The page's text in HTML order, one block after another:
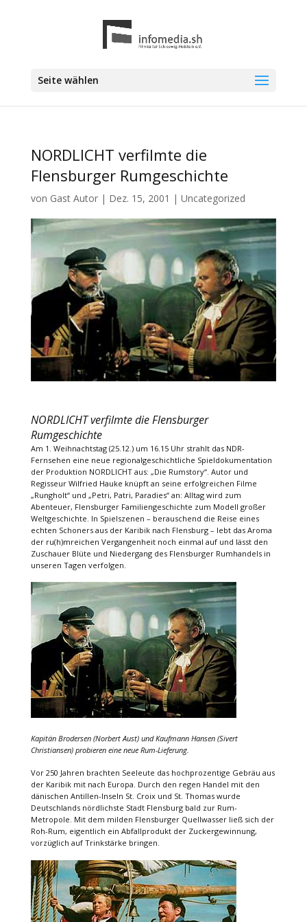
Seite wählen
NORDLICHT verfilmte die
Flensburger Rumgeschichte
von Gast Autor| Dez. 15, 2001 | Uncategorized
NORDLICHT verfilmte die Flensburger
Rumgeschichte
Am 1. Weihnachtstag (25.12.) um 16.15 Uhr strahlt das NDR-
Fernsehen eine neue regionalgeschichtliche Spieldokumentation
der Produktion NORDLICHT aus: „Die Rumstory“. Autor und
Regisseur Wilfried Hauke knüpft an seine erfolgreichen Filme
„Rungholt“ und „Petri, Patri, Paradies“ an: Alltag wird zum
Abenteuer, Flensburger Familiengeschichte zum Modell großer
Weltgeschichte. In Spielszenen – berauschend die Reise eines
echten Schoners aus der Karibik nach Flensburg – lebt das Aroma
der ru(h)mreichen Vergangenheit noch einmal auf und lässt den
Zuschauer Blüte und Niedergang des Flensburger Rumhandels in
unseren Tagen verfolgen.
Kapitän Brodersen (Norbert Aust) und Kaufmann Hansen (Sivert
Christiansen) probieren eine neue Rum-Lieferung.
Vor 250 Jahren brachten Seeleute das hochprozentige Gebräu aus
der Karibik mit nach Europa. Durch den regen Handel mit den
dänischen Antillen-Inseln St. Croix und St. Thomas wurde
Deutschlands nördlichste Stadt Flensburg bald zur Rum-
Metropole. Mit dem milden Flensburger Quellwasser ließ sich der
Roh-Rum, eigentlich ein Abfallprodukt der Zuckergewinnung,
vorzüglich auf Trinkstärke bringen.